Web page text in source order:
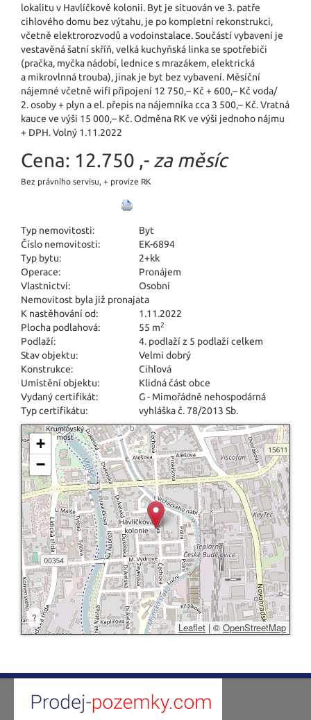
lokalitu v Havlíčkově kolonii. Byt je situován ve 3. patře
cihlového domu bez výtahu, je po kompletní rekonstrukci,
včetně elektrorozvodů a vodoinstalace. Součástí vybavení je
vestavěná šatní skříň, velká kuchyňská linka se spotřebiči
(pračka, myčka nádobí, lednice s mrazákem, elektrická
a mikrovlnná trouba), jinak je byt bez vybavení. Měsíční
nájemné včetně wifi připojení 12 750,– Kč + 600,– Kč voda/
2. osoby + plyn a el. přepis na nájemníka cca 3 500,– Kč. Vratná
kauce ve výši 15 000,– Kč. Odměna RK ve výši jednoho nájmu
+ DPH. Volný 1.11.2022
Cena: 12.750 ,- za měsíc
Bez právního servisu, + provize RK
Typ nemovitosti:
Byt
Číslo nemovitosti:
EK-6894
Typ bytu:
2+kk
Operace:
Pronájem
Vlastnictví:
Osobní
Nemovitost byla již pronajata
K nastěhování od:
1.11.2022
Plocha podlahová:
55 m2
Podlaží:
4. podlaží z 5 podlaží celkem
Stav objektu:
Velmi dobrý
Konstrukce:
Cihlová
Umístění objektu:
Klidná část obce
Vydaný certifikát:
G - Mimořádně nehospodárná
Typ certifikátu:
vyhláška č. 78/2013 Sb.
+
−
?
Leaflet | © OpenStreetMap